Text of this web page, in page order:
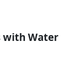
with Water